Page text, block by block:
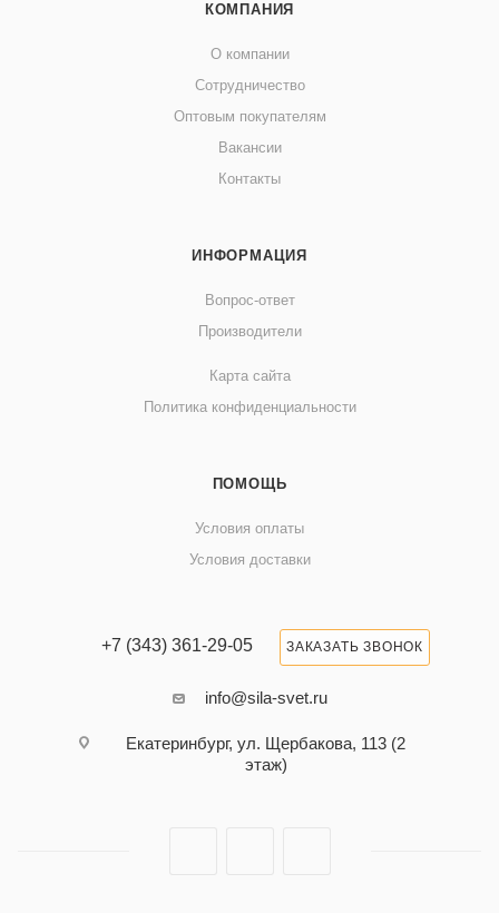
КОМПАНИЯ
О компании
Сотрудничество
Оптовым покупателям
Вакансии
Контакты
ИНФОРМАЦИЯ
Вопрос-ответ
Производители
Карта сайта
Политика конфиденциальности
ПОМОЩЬ
Условия оплаты
Условия доставки
+7 (343) 361-29-05 ЗАКАЗАТЬ ЗВОНОК
info@sila-svet.ru
Екатеринбург, ул. Щербакова, 113 (2
этаж)